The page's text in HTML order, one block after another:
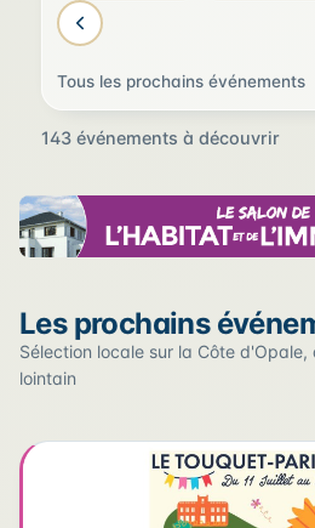
Tous les prochains événements
143 événements à découvrir
Cliquez sur un pin pour voir
en accueillent plusieurs sont
12
217
22
+
Les prochains
Sélection locale sur la Côte
lointain